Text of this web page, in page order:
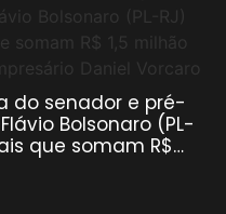
do senador e pré-
Bolsonaro (PL-
que somam R$…